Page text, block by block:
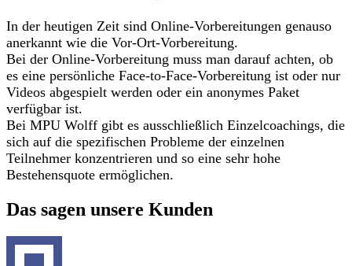
In der heutigen Zeit sind Online-Vorbereitungen genauso
anerkannt wie die Vor-Ort-Vorbereitung.
Bei der Online-Vorbereitung muss man darauf achten, ob
es eine persönliche Face-to-Face-Vorbereitung ist oder nur
Videos abgespielt werden oder ein anonymes Paket
verfügbar ist.
Bei MPU Wolff gibt es ausschließlich Einzelcoachings, die
sich auf die spezifischen Probleme der einzelnen
Teilnehmer konzentrieren und so eine sehr hohe
Bestehensquote ermöglichen.
Das sagen unsere Kunden